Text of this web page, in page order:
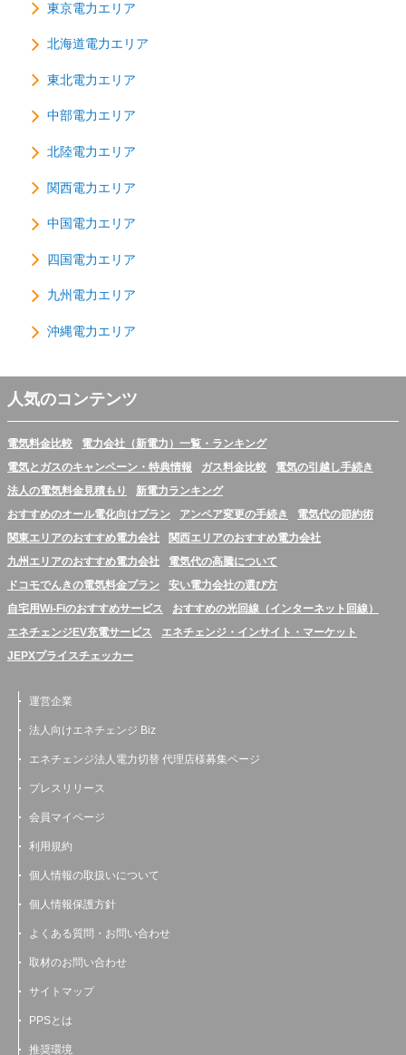
東京電力エリア
北海道電力エリア
東北電力エリア
中部電力エリア
北陸電力エリア
関西電力エリア
中国電力エリア
四国電力エリア
九州電力エリア
沖縄電力エリア
人気のコンテンツ
電気料金比較
電力会社（新電力）一覧・ランキング
電気とガスのキャンペーン・特典情報
ガス料金比較
電気の引越し手続き
法人の電気料金見積もり
新電力ランキング
おすすめのオール電化向けプラン
アンペア変更の手続き
電気代の節約術
関東エリアのおすすめ電力会社
関西エリアのおすすめ電力会社
九州エリアのおすすめ電力会社
電気代の高騰について
ドコモでんきの電気料金プラン
安い電力会社の選び方
自宅用Wi-Fiのおすすめサービス
おすすめの光回線（インターネット回線）
エネチェンジEV充電サービス
エネチェンジ・インサイト・マーケット
JEPXプライスチェッカー
運営企業
法人向けエネチェンジ Biz
エネチェンジ法人電力切替 代理店様募集ページ
プレスリリース
会員マイページ
利用規約
個人情報の取扱いについて
個人情報保護方針
よくある質問・お問い合わせ
取材のお問い合わせ
サイトマップ
PPSとは
推奨環境